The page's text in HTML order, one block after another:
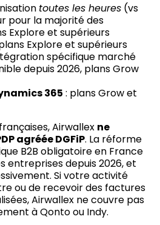
toutes les heures (vs
pour la majorité des
Explore et supérieurs
Explore et supérieurs
spécifique marché
depuis 2026, plans Grow
365 : plans Grow et
Airwallex ne
agréée DGFiP. La réforme
B2B obligatoire en France
entreprises depuis 2026, et
Si votre activité
ou de recevoir des factures
Airwallex ne couvre pas
à Qonto ou Indy.